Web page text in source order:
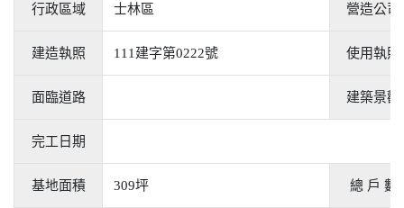
行政區域 士林區 營造公司
建造執照 111建字第0222號 使用執照
面臨道路 建築景觀
完工日期
基地面積 309坪 總 戶 數